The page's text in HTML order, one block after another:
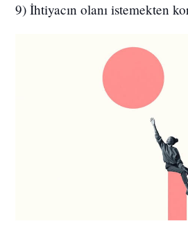
9) İhtiyacın olanı istemekten